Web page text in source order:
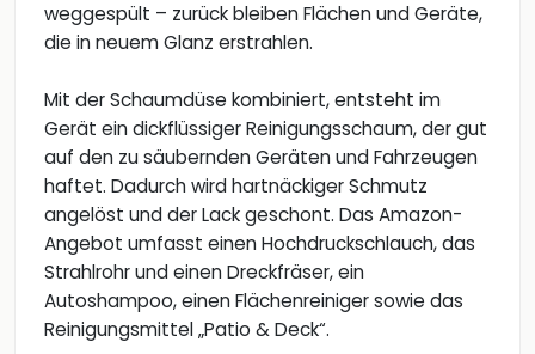
weggespült – zurück bleiben Flächen und Geräte,
die in neuem Glanz erstrahlen.
Mit der Schaumdüse kombiniert, entsteht im
Gerät ein dickflüssiger Reinigungsschaum, der gut
auf den zu säubernden Geräten und Fahrzeugen
haftet. Dadurch wird hartnäckiger Schmutz
angelöst und der Lack geschont. Das Amazon-
Angebot umfasst einen Hochdruckschlauch, das
Strahlrohr und einen Dreckfräser, ein
Autoshampoo, einen Flächenreiniger sowie das
Reinigungsmittel „Patio & Deck“.